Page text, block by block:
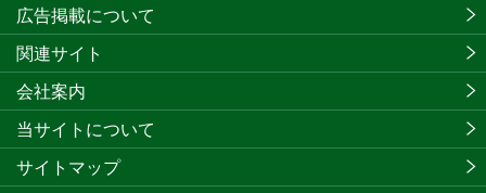
広告掲載について
関連サイト
会社案内
当サイトについて
サイトマップ